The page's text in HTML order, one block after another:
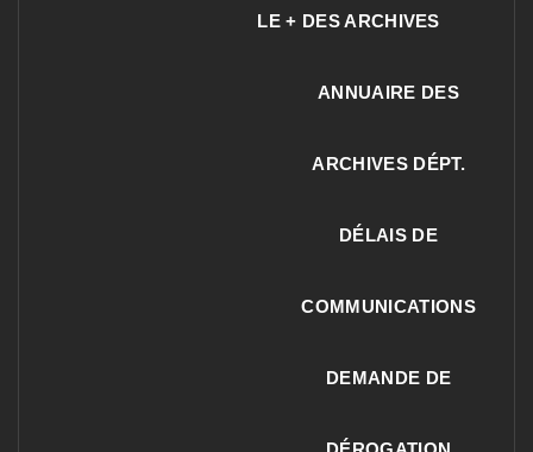
LE + DES ARCHIVES
ANNUAIRE DES
ARCHIVES DÉPT.
DÉLAIS DE
COMMUNICATIONS
DEMANDE DE